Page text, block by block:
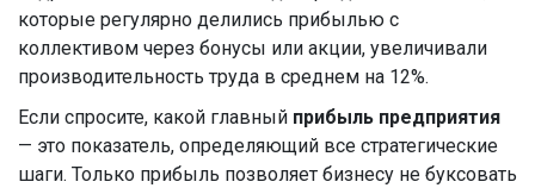
которые регулярно делились прибылью с
коллективом через бонусы или акции, увеличивали
производительность труда в среднем на 12%.
Если спросите, какой главный прибыль предприятия
— это показатель, определяющий все стратегические
шаги. Только прибыль позволяет бизнесу не буксовать